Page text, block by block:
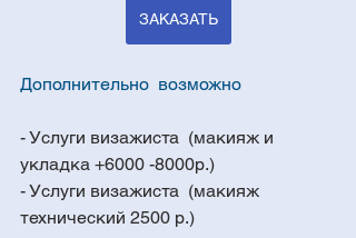
ЗАКАЗАТЬ
Дополнительно  возможно
- Услуги визажиста  (макияж и
укладка +6000 -8000р.)
- Услуги визажиста  (макияж
технический 2500 р.)